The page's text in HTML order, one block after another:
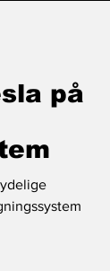
på